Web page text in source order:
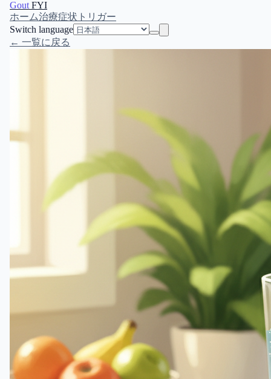
Gout FYI
ホーム治療症状 トリガー
Switch language
← 一覧に戻る